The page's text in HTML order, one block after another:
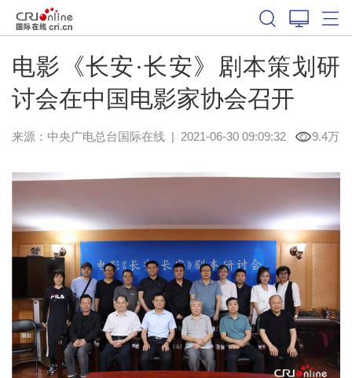
电影《长安·长安》剧本策划研
讨会在中国电影家协会召开
来源：中央广电总台国际在线| 2021-06-30 09:09:32 9.4万